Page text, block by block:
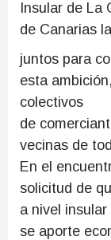
Insular de La
de Canarias
juntos para
esta
colectivos
de
vecinas de
En el
solicitud de
a nivel insular
se aporte